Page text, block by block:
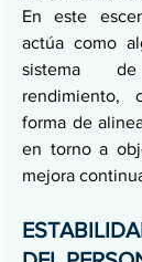
En este
actúa como
sistema
rendimiento,
forma de
en torno a
mejora